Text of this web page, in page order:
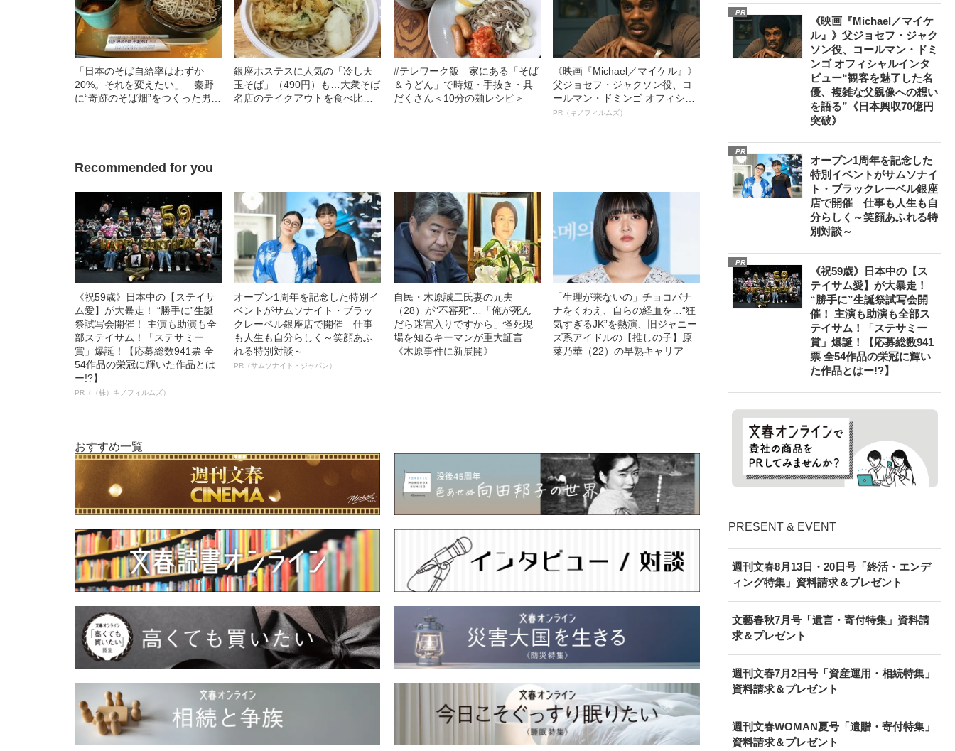
「日本のそば自給率はわずか
20%。それを変えたい」 秦野
に“奇跡のそば畑”をつくった男と
銀座ホステスに人気の「冷し天
玉そば」（490円）も…大衆そば
名店のテイクアウトを食べ比べ
#テレワーク飯 家にある「そば
＆うどん」で時短・手抜き・具
だくさん＜10分の麺レシピ＞
《映画『Michael／マイケル』》
父ジョセフ・ジャクソン役、コ
ールマン・ドミンゴ オフィシャ
ルインタビュー“観客を魅了した
PR（キノフィルムズ）
Recommended for you
《祝59歳》日本中の【ステイサ
ム愛】が大暴走！ “勝手に”生誕
祭試写会開催！ 主演も助演も全
部ステイサム！「ステサミー
賞」爆誕！【応募総数941票 全
54作品の栄冠に輝いた作品とは
ー!?】
PR（（株）キノフィルムズ）
オープン1周年を記念した特別イ
ベントがサムソナイト・ブラッ
クレーベル銀座店で開催 仕事
も人生も自分らしく～笑顔あふ
れる特別対談～
PR（サムソナイト・ジャパン）
自民・木原誠二氏妻の元夫
（28）が“不審死”…「俺が死ん
だら迷宮入りですから」怪死現
場を知るキーマンが重大証言
《木原事件に新展開》
「生理が来ないの」チョコバナ
ナをくわえ、自らの経血を…“狂
気すぎるJK”を熱演、旧ジャニー
ズ系アイドルの【推しの子】原
菜乃華（22）の早熟キャリア
おすすめ一覧
PR
《映画『Michael／マイケ
ル』》父ジョセフ・ジャク
ソン役、コールマン・ドミ
ンゴ オフィシャルインタ
ビュー“観客を魅了した名
優、複雑な父親像への想い
を語る”《日本興収70億円
突破》
PR
オープン1周年を記念した
特別イベントがサムソナイ
ト・ブラックレーベル銀座
店で開催 仕事も人生も自
分らしく～笑顔あふれる特
別対談～
PR
《祝59歳》日本中の【ス
テイサム愛】が大暴走！
“勝手に”生誕祭試写会開
催！ 主演も助演も全部ス
テイサム！「ステサミー
賞」爆誕！【応募総数941
票 全54作品の栄冠に輝い
た作品とはー!?】
PRESENT & EVENT
週刊文春8月13日・20日号「終活・エンデ
ィング特集」資料請求＆プレゼント
文藝春秋7月号「遺言・寄付特集」資料請
求＆プレゼント
週刊文春7月2日号「資産運用・相続特集」
資料請求＆プレゼント
週刊文春WOMAN夏号「遺贈・寄付特集」
資料請求＆プレゼント